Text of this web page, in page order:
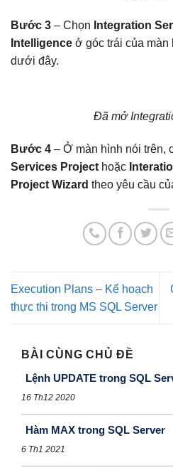
Bước 3 – Chọn Integration
Intelligence ở góc trái của màn
dưới đây.
Đã mở
Bước 4 – Ở màn hình nói trên,
Services Project hoặc
Project Wizard theo yêu cầu
Execution Plans – Kế hoạch
thực thi trong MS SQL Server
BÀI CÙNG CHỦ ĐỀ
Lệnh UPDATE trong SQL
16 Th12 2020
Hàm MAX trong SQL Server
6 Th1 2021